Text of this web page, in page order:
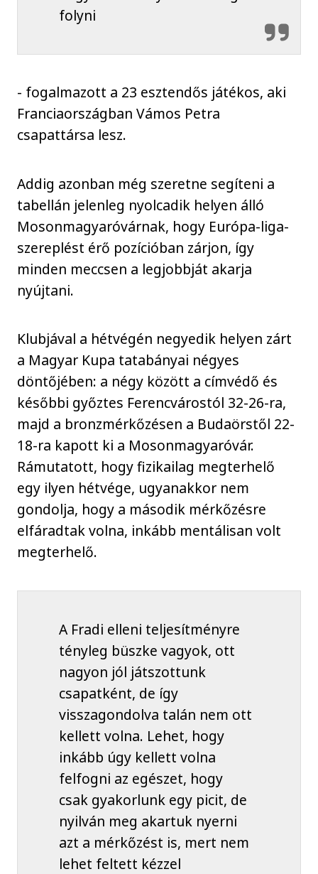
folyni
- fogalmazott a 23 esztendős játékos, aki
Franciaországban Vámos Petra
csapattársa lesz.
Addig azonban még szeretne segíteni a
tabellán jelenleg nyolcadik helyen álló
Mosonmagyaróvárnak, hogy Európa-liga-
szereplést érő pozícióban zárjon, így
minden meccsen a legjobbját akarja
nyújtani.
Klubjával a hétvégén negyedik helyen zárt
a Magyar Kupa tatabányai négyes
döntőjében: a négy között a címvédő és
későbbi győztes Ferencvárostól 32-26-ra,
majd a bronzmérkőzésen a Budaörstől 22-
18-ra kapott ki a Mosonmagyaróvár.
Rámutatott, hogy fizikailag megterhelő
egy ilyen hétvége, ugyanakkor nem
gondolja, hogy a második mérkőzésre
elfáradtak volna, inkább mentálisan volt
megterhelő.
A Fradi elleni teljesítményre
tényleg büszke vagyok, ott
nagyon jól játszottunk
csapatként, de így
visszagondolva talán nem ott
kellett volna. Lehet, hogy
inkább úgy kellett volna
felfogni az egészet, hogy
csak gyakorlunk egy picit, de
nyilván meg akartuk nyerni
azt a mérkőzést is, mert nem
lehet feltett kézzel